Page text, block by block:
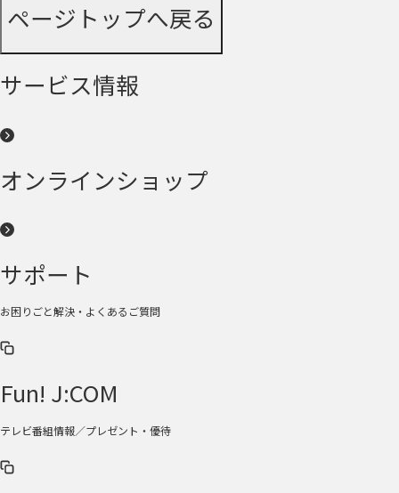
ページトップへ戻る
サービス情報
オンラインショップ
サポート
お困りごと解決・よくあるご質問
Fun! J:COM
テレビ番組情報／プレゼント・優待